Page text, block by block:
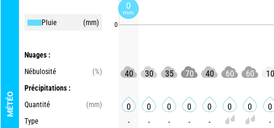
MÉTÉO
Pluie (mm)
Nuages :
Nébulosité
(%)
Précipitations :
Quantité
(mm)
Type
0
40 30 35 70 40 60 60 10
0 0 0 0 0 0 0 0
- - - - - -
0
mm